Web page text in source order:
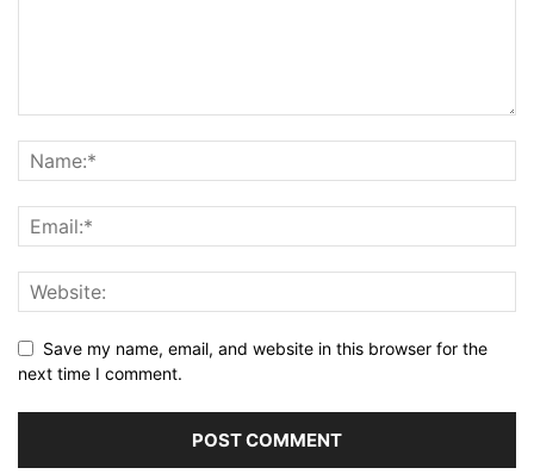
Save my name, email, and website in this browser for the
next time I comment.